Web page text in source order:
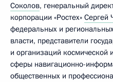
Соколов, генеральный
корпорации «Ростех» Сергей
федеральных и
власти, представители
и организаций космической
сферы навигационно-
общественных и